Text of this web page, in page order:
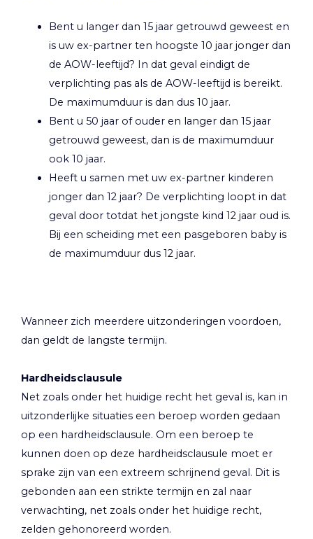
Bent u langer dan 15 jaar getrouwd geweest en
is uw ex-partner ten hoogste 10 jaar jonger dan
de AOW-leeftijd? In dat geval eindigt de
verplichting pas als de AOW-leeftijd is bereikt.
De maximumduur is dan dus 10 jaar.
Bent u 50 jaar of ouder en langer dan 15 jaar
getrouwd geweest, dan is de maximumduur
ook 10 jaar.
Heeft u samen met uw ex-partner kinderen
jonger dan 12 jaar? De verplichting loopt in dat
geval door totdat het jongste kind 12 jaar oud is.
Bij een scheiding met een pasgeboren baby is
de maximumduur dus 12 jaar.
Wanneer zich meerdere uitzonderingen voordoen,
dan geldt de langste termijn.
Hardheidsclausule
Net zoals onder het huidige recht het geval is, kan in
uitzonderlijke situaties een beroep worden gedaan
op een hardheidsclausule. Om een beroep te
kunnen doen op deze hardheidsclausule moet er
sprake zijn van een extreem schrijnend geval. Dit is
gebonden aan een strikte termijn en zal naar
verwachting, net zoals onder het huidige recht,
zelden gehonoreerd worden.